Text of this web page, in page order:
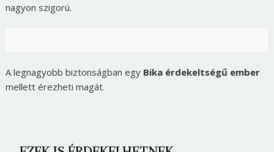
nagyon szigorú.
A legnagyobb biztonságban egy Bika érdekeltségű ember
mellett érezheti magát.